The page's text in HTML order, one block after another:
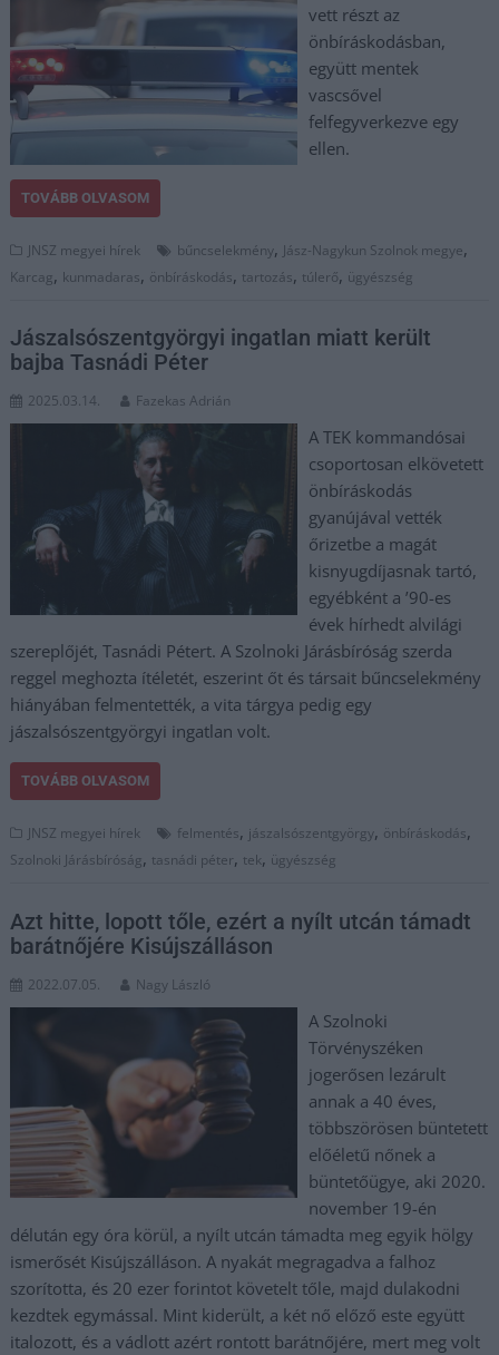
vett részt az
önbíráskodásban,
együtt mentek
vascsővel
felfegyverkezve egy
ellen.
TOVÁBB OLVASOM
JNSZ megyei hírek bűncselekmény, Jász-Nagykun Szolnok megye,
Karcag, kunmadaras, önbíráskodás, tartozás, túlerő, ügyészség
Jászalsószentgyörgyi ingatlan miatt került
bajba Tasnádi Péter
2025.03.14. Fazekas Adrián
A TEK kommandósai
csoportosan elkövetett
önbíráskodás
gyanújával vették
őrizetbe a magát
kisnyugdíjasnak tartó,
egyébként a ’90-es
évek hírhedt alvilági
szereplőjét, Tasnádi Pétert. A Szolnoki Járásbíróság szerda
reggel meghozta ítéletét, eszerint őt és társait bűncselekmény
hiányában felmentették, a vita tárgya pedig egy
jászalsószentgyörgyi ingatlan volt.
TOVÁBB OLVASOM
JNSZ megyei hírek felmentés, jászalsószentgyörgy, önbíráskodás,
Szolnoki Járásbíróság, tasnádi péter, tek, ügyészség
Azt hitte, lopott tőle, ezért a nyílt utcán támadt
barátnőjére Kisújszálláson
2022.07.05. Nagy László
A Szolnoki
Törvényszéken
jogerősen lezárult
annak a 40 éves,
többszörösen büntetett
előéletű nőnek a
büntetőügye, aki 2020.
november 19-én
délután egy óra körül, a nyílt utcán támadta meg egyik hölgy
ismerősét Kisújszálláson. A nyakát megragadva a falhoz
szorította, és 20 ezer forintot követelt tőle, majd dulakodni
kezdtek egymással. Mint kiderült, a két nő előző este együtt
italozott, és a vádlott azért rontott barátnőjére, mert meg volt